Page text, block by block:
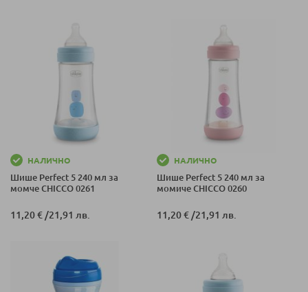
НАЛИЧНО
Шише Perfect 5 240 мл за
момче CHICCO 0261
11,20 € /21,91 лв.
НАЛИЧНО
Шише Perfect 5 240 мл за
момиче CHICCO 0260
11,20 € /21,91 лв.